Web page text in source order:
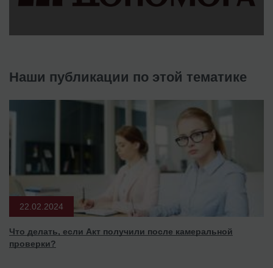
Наши публикации по этой тематике
22.02.2024
Что делать, если Акт получили после камеральной
проверки?